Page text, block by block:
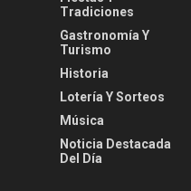
Tradiciones
Gastronomía Y
Turismo
Historia
Lotería Y Sorteos
Música
Noticia Destacada
Del Día